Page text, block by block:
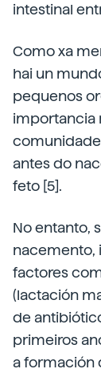
intestinal
Como xa
hai un
pequenos
importancia
antes do
feto [5].
No entanto,
nacemento,
factores
(lactación
de
primeiros
a formación